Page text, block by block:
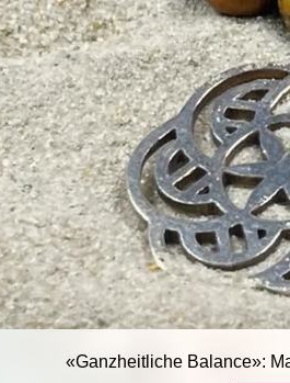
«Ganzheitliche Balance»: